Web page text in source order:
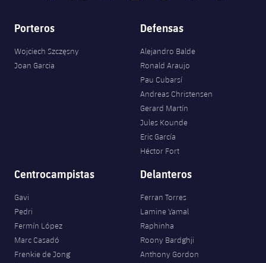
Porteros
Wojciech Szczęsny
Joan Garcia
Defensas
Alejandro Balde
Ronald Araujo
Pau Cubarsí
Andreas Christensen
Gerard Martín
Jules Kounde
Eric García
Héctor Fort
Centrocampistas
Gavi
Pedri
Fermín López
Marc Casadó
Frenkie de Jong
Delanteros
Ferran Torres
Lamine Yamal
Raphinha
Roony Bardghji
Anthony Gordon